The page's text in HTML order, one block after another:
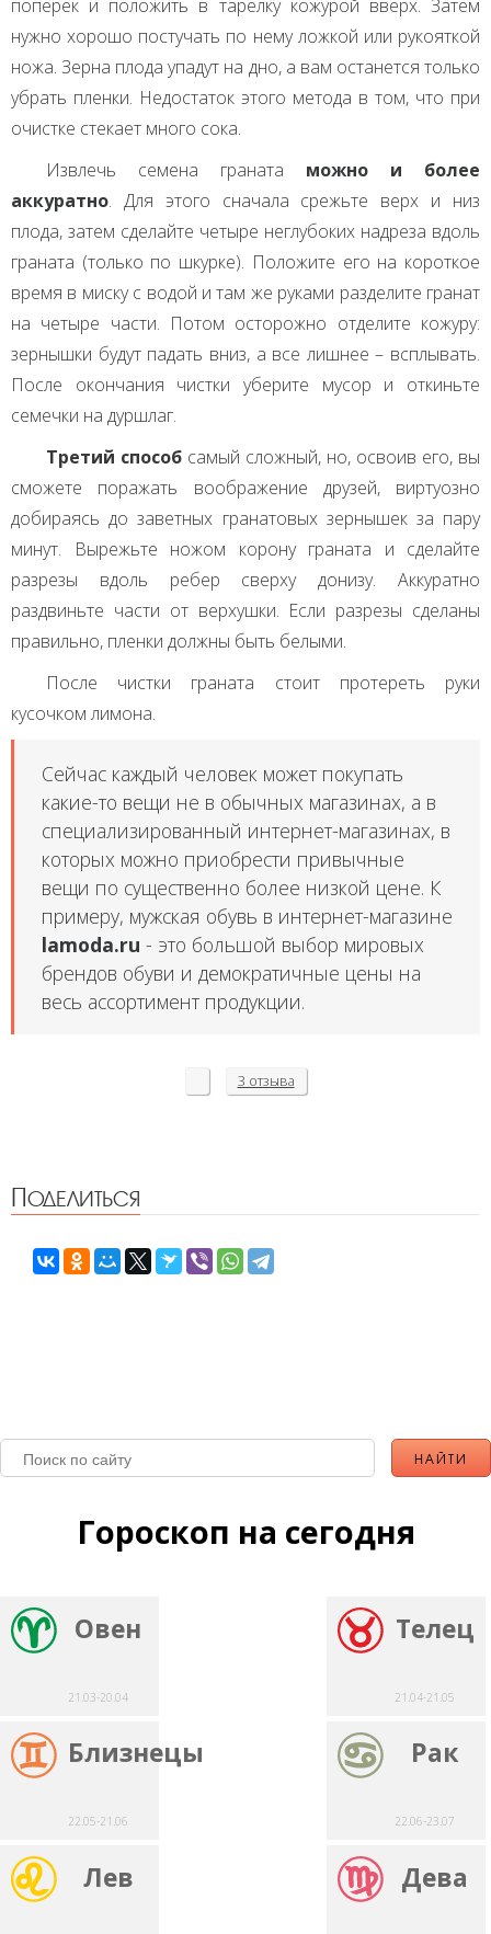
поперек и положить в тарелку кожурой вверх. Затем
нужно хорошо постучать по нему ложкой или рукояткой
ножа. Зерна плода упадут на дно, а вам останется только
убрать пленки. Недостаток этого метода в том, что при
очистке стекает много сока.
Извлечь семена граната можно и более
аккуратно. Для этого сначала срежьте верх и низ
плода, затем сделайте четыре неглубоких надреза вдоль
граната (только по шкурке). Положите его на короткое
время в миску с водой и там же руками разделите гранат
на четыре части. Потом осторожно отделите кожуру:
зернышки будут падать вниз, а все лишнее – всплывать.
После окончания чистки уберите мусор и откиньте
семечки на дуршлаг.
Третий способ самый сложный, но, освоив его, вы
сможете поражать воображение друзей, виртуозно
добираясь до заветных гранатовых зернышек за пару
минут. Вырежьте ножом корону граната и сделайте
разрезы вдоль ребер сверху донизу. Аккуратно
раздвиньте части от верхушки. Если разрезы сделаны
правильно, пленки должны быть белыми.
После чистки граната стоит протереть руки
кусочком лимона.
Сейчас каждый человек может покупать
какие-то вещи не в обычных магазинах, а в
специализированный интернет-магазинах, в
которых можно приобрести привычные
вещи по существенно более низкой цене. К
примеру, мужская обувь в интернет-магазине
lamoda.ru - это большой выбор мировых
брендов обуви и демократичные цены на
весь ассортимент продукции.
3 отзыва
Поделиться
Гороскоп на сегодня
Овен
21.03-20.04
Телец
21.04-21.05
Близнецы
22.05-21.06
Рак
22.06-23.07
Лев Дева